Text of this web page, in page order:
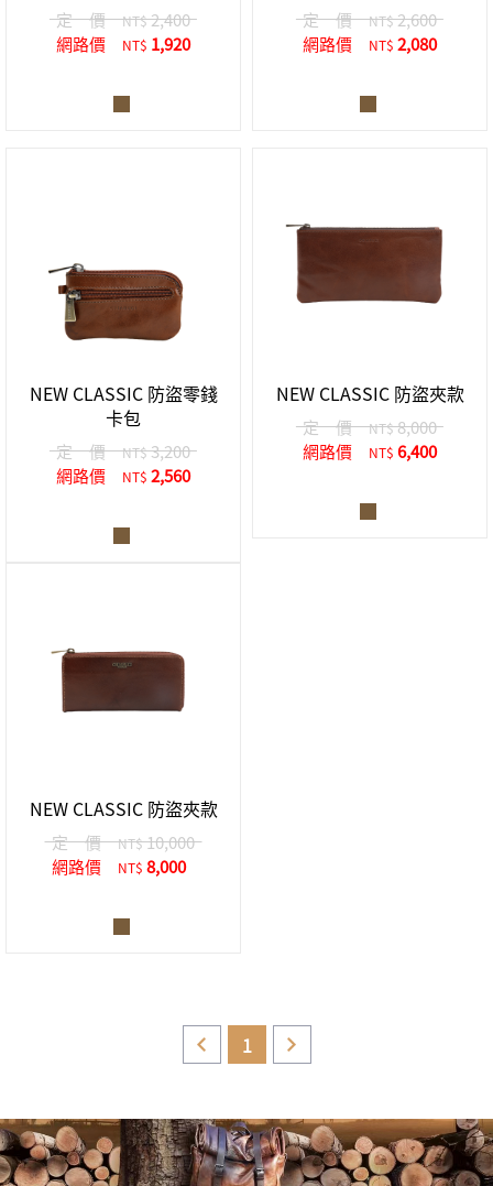
定 價 NT$2,400
網路價
NT$ 1,920
定 價 NT$2,600
網路價
NT$ 2,080
NEW CLASSIC 防盜零錢
卡包
定 價 NT$3,200
網路價
NT$ 2,560
NEW CLASSIC 防盜夾款
定 價 NT$8,000
網路價
NT$ 6,400
NEW CLASSIC 防盜夾款
定 價 NT$10,000
網路價
NT$ 8,000
1